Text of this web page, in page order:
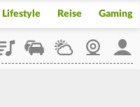
Lifestyle Reise Gaming
StaupilotWetterWebcam